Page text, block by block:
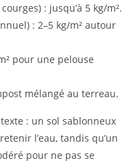
: jusqu’à 5 kg/m².
: 2–5 kg/m² autour
pour une pelouse
mélangé au terreau.
: un sol sablonneux
l’eau, tandis qu’un
pour ne pas se